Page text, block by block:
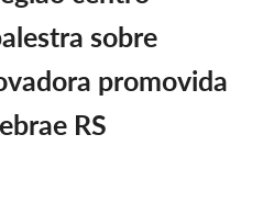
sobre
promovida
RS